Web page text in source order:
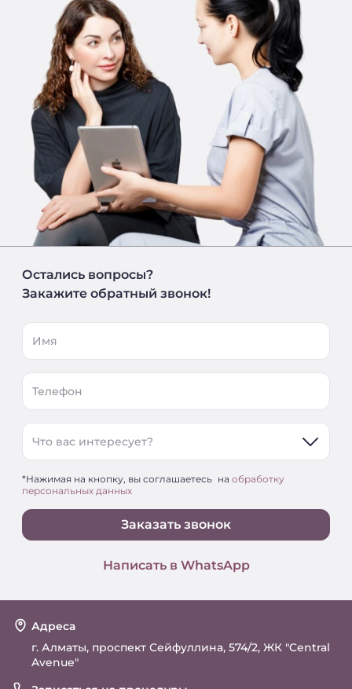
Остались вопросы?
Закажите обратный звонок!
Имя
Телефон
Что вас интересует?
*Нажимая на кнопку, вы соглашаетесь на обработку
персональных данных
Заказать звонок
Написать в WhatsApp
Адреса
г. Алматы, проспект Сейфуллина, 574/2, ЖК "Central
Avenue"